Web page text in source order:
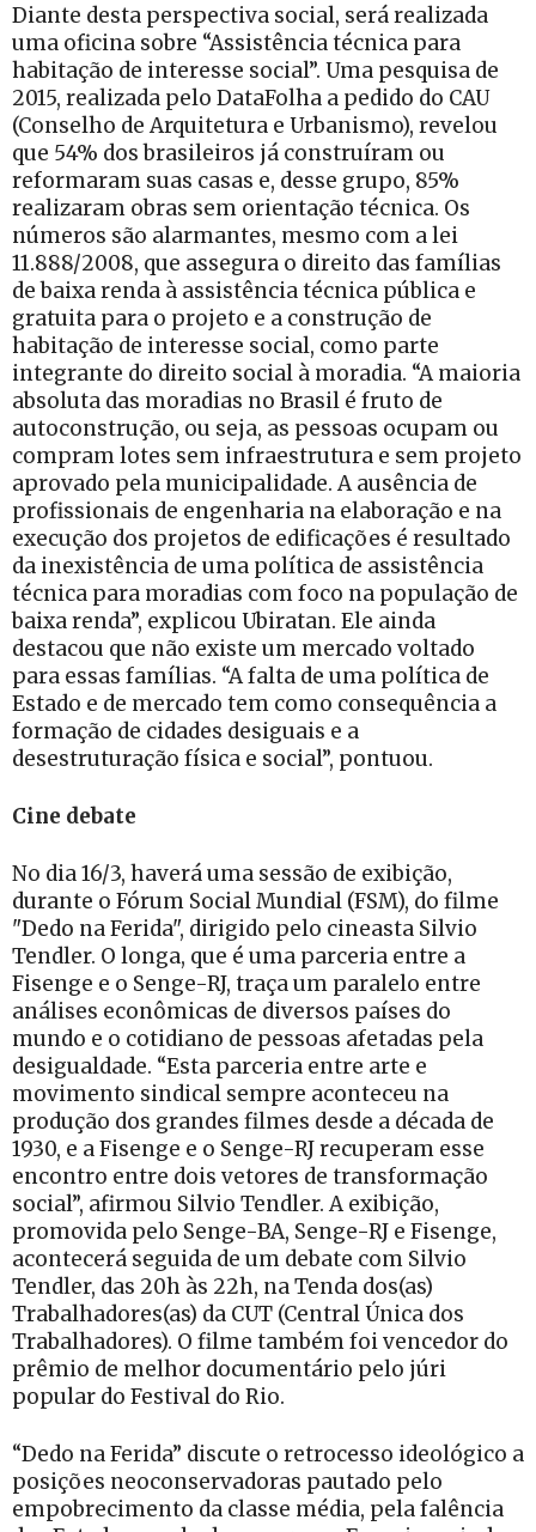
Diante desta perspectiva social, será realizada
uma oficina sobre “Assistência técnica para
habitação de interesse social”. Uma pesquisa de
2015, realizada pelo DataFolha a pedido do CAU
(Conselho de Arquitetura e Urbanismo), revelou
que 54% dos brasileiros já construíram ou
reformaram suas casas e, desse grupo, 85%
realizaram obras sem orientação técnica. Os
números são alarmantes, mesmo com a lei
11.888/2008, que assegura o direito das famílias
de baixa renda à assistência técnica pública e
gratuita para o projeto e a construção de
habitação de interesse social, como parte
integrante do direito social à moradia. “A maioria
absoluta das moradias no Brasil é fruto de
autoconstrução, ou seja, as pessoas ocupam ou
compram lotes sem infraestrutura e sem projeto
aprovado pela municipalidade. A ausência de
profissionais de engenharia na elaboração e na
execução dos projetos de edificações é resultado
da inexistência de uma política de assistência
técnica para moradias com foco na população de
baixa renda”, explicou Ubiratan. Ele ainda
destacou que não existe um mercado voltado
para essas famílias. “A falta de uma política de
Estado e de mercado tem como consequência a
formação de cidades desiguais e a
desestruturação física e social”, pontuou.
Cine debate
No dia 16/3, haverá uma sessão de exibição,
durante o Fórum Social Mundial (FSM), do filme
"Dedo na Ferida", dirigido pelo cineasta Silvio
Tendler. O longa, que é uma parceria entre a
Fisenge e o Senge-RJ, traça um paralelo entre
análises econômicas de diversos países do
mundo e o cotidiano de pessoas afetadas pela
desigualdade. “Esta parceria entre arte e
movimento sindical sempre aconteceu na
produção dos grandes filmes desde a década de
1930, e a Fisenge e o Senge-RJ recuperam esse
encontro entre dois vetores de transformação
social”, afirmou Silvio Tendler. A exibição,
promovida pelo Senge-BA, Senge-RJ e Fisenge,
acontecerá seguida de um debate com Silvio
Tendler, das 20h às 22h, na Tenda dos(as)
Trabalhadores(as) da CUT (Central Única dos
Trabalhadores). O filme também foi vencedor do
prêmio de melhor documentário pelo júri
popular do Festival do Rio.
“Dedo na Ferida” discute o retrocesso ideológico a
posições neoconservadoras pautado pelo
empobrecimento da classe média, pela falência